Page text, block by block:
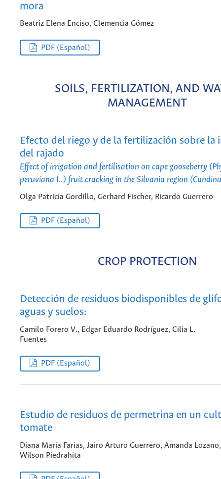
mora
Beatriz Elena Enciso, Clemencia Gómez
PDF (Español)
SOILS, FERTILIZATION, AND
MANAGEMENT
Efecto del riego y de la fertilización sobre la
del rajado
Effect of irrigation and fertilisation on cape gooseberry
peruviana L.) fruit cracking in the Silvania region
Olga Patricia Gordillo, Gerhard Fischer, Ricardo Guerrero
PDF (Español)
CROP PROTECTION
Detección de residuos biodisponibles de
aguas y suelos:
Camilo Forero V., Edgar Eduardo Rodríguez, Cilia L.
Fuentes
PDF (Español)
Estudio de residuos de permetrina en un
tomate
Diana María Farias, Jairo Arturo Guerrero, Amanda Lozano,
Wilson Piedrahita